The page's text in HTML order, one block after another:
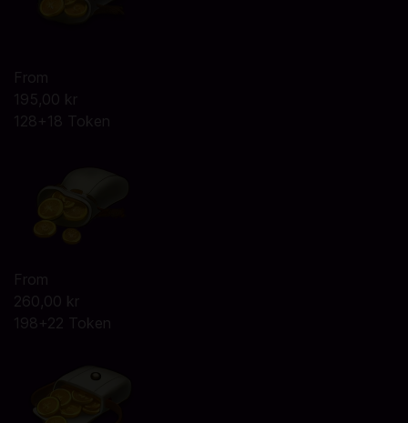
From
195,00 kr
128+18 Token
From
260,00 kr
198+22 Token